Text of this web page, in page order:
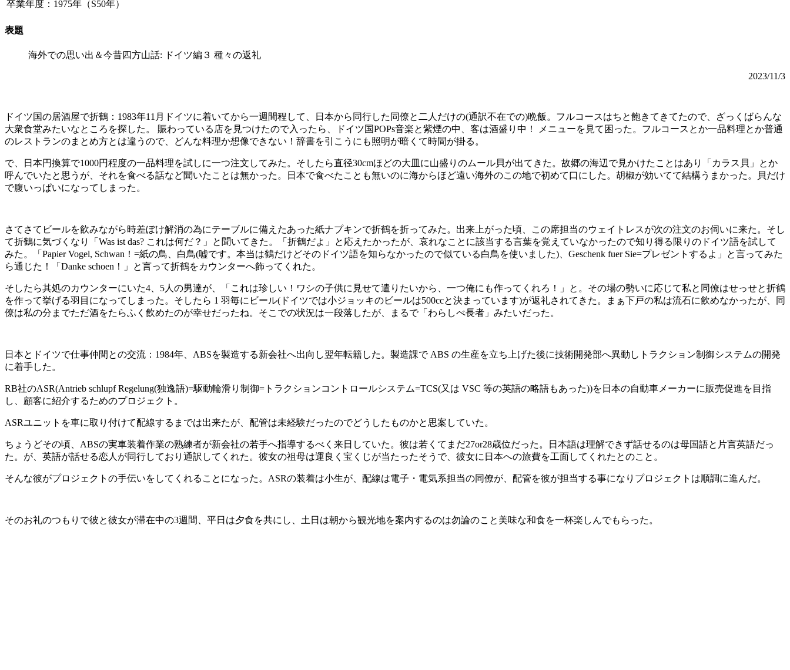
卒業年度：1975年（S50年）
表題
海外での思い出＆今昔四方山話: ドイツ編３ 種々の返礼
2023/11/3
ドイツ国の居酒屋で折鶴：1983年11月ドイツに着いてから一週間程して、日本から同行した同僚と二人だけの(通訳不在での)晩飯。フルコースはちと飽きてきてたので、ざっくばらんな
大衆食堂みたいなところを探した。 賑わっている店を見つけたので入ったら、ドイツ国POPs音楽と紫煙の中、客は酒盛り中！ メニューを見て困った。フルコースとか一品料理とか普通
のレストランのまとめ方とは違うので、どんな料理か想像できない！辞書を引こうにも照明が暗くて時間が掛る。
で、日本円換算で1000円程度の一品料理を試しに一つ注文してみた。そしたら直径30cmほどの大皿に山盛りのムール貝が出てきた。故郷の海辺で見かけたことはあり「カラス貝」とか
呼んでいたと思うが、それを食べる話など聞いたことは無かった。日本で食べたことも無いのに海からほど遠い海外のこの地で初めて口にした。胡椒が効いてて結構うまかった。貝だけ
で腹いっぱいになってしまった。
さてさてビールを飲みながら時差ぼけ解消の為にテーブルに備えたあった紙ナプキンで折鶴を折ってみた。出来上がった頃、この席担当のウェイトレスが次の注文のお伺いに来た。そし
て折鶴に気づくなり「Was ist das? これは何だ？」と聞いてきた。「折鶴だよ」と応えたかったが、哀れなことに該当する言葉を覚えていなかったので知り得る限りのドイツ語を試して
みた。「Papier Vogel, Schwan！=紙の鳥、白鳥(嘘です。本当は鶴だけどそのドイツ語を知らなかったので似ている白鳥を使いました)、Geschenk fuer Sie=プレゼントするよ」と言ってみた
ら通じた！「Danke schoen！」と言って折鶴をカウンターへ飾ってくれた。
そしたら其処のカウンターにいた4、5人の男達が、「これは珍しい！ワシの子供に見せて遣りたいから、一つ俺にも作ってくれろ！」と。その場の勢いに応じて私と同僚はせっせと折鶴
を作って挙げる羽目になってしまった。そしたら 1 羽毎にビール(ドイツでは小ジョッキのビールは500ccと決まっています)が返礼されてきた。まぁ下戸の私は流石に飲めなかったが、同
僚は私の分までただ酒をたらふく飲めたのが幸せだったね。そこでの状況は一段落したが、まるで「わらしべ長者」みたいだった。
日本とドイツで仕事仲間との交流：1984年、ABSを製造する新会社へ出向し翌年転籍した。製造課で ABS の生産を立ち上げた後に技術開発部へ異動しトラクション制御システムの開発
に着手した。
RB社のASR(Antrieb schlupf Regelung(独逸語)=駆動輪滑り制御=トラクションコントロールシステム=TCS(又は VSC 等の英語の略語もあった))を日本の自動車メーカーに販売促進を目指
し、顧客に紹介するためのプロジェクト。
ASRユニットを車に取り付けて配線するまでは出来たが、配管は未経験だったのでどうしたものかと思案していた。
ちょうどその頃、ABSの実車装着作業の熟練者が新会社の若手へ指導するべく来日していた。彼は若くてまだ27or28歳位だった。日本語は理解できず話せるのは母国語と片言英語だっ
た。が、英語が話せる恋人が同行しており通訳してくれた。彼女の祖母は運良く宝くじが当たったそうで、彼女に日本への旅費を工面してくれたとのこと。
そんな彼がプロジェクトの手伝いをしてくれることになった。ASRの装着は小生が、配線は電子・電気系担当の同僚が、配管を彼が担当する事になりプロジェクトは順調に進んだ。
そのお礼のつもりで彼と彼女が滞在中の3週間、平日は夕食を共にし、土日は朝から観光地を案内するのは勿論のこと美味な和食を一杯楽しんでもらった。